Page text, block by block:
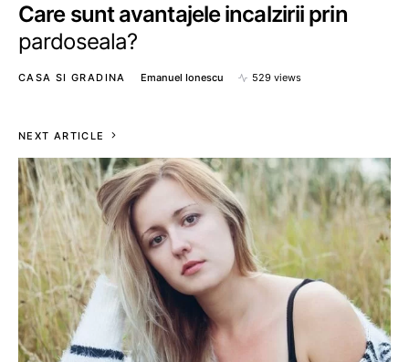
Care sunt avantajele incalzirii prin
pardoseala?
CASA SI GRADINA Emanuel Ionescu 529 views
NEXT ARTICLE